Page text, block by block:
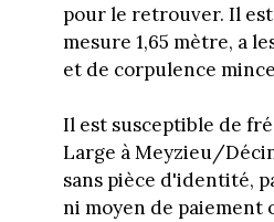
pour le retrouver. Il est
mesure 1,65 mètre, a
et de corpulence
Il est susceptible de
Large à Meyzieu/
sans pièce d'identité,
ni moyen de paiement